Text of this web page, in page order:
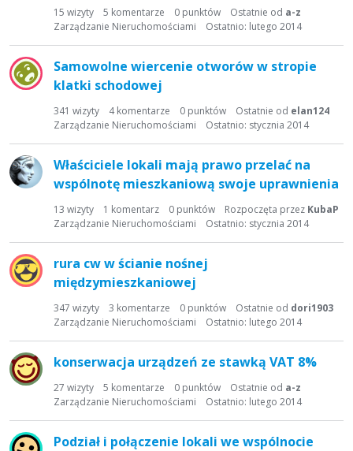
15 wizyty 5 komentarze 0 punktów Ostatnie od a-z
Ostatnio: lutego 2014
Zarządzanie Nieruchomościami
Samowolne wiercenie otworów w stropie
klatki schodowej
341 wizyty 4komentarze 0 punktów Ostatnie od elan124
Ostatnio: stycznia 2014
Zarządzanie Nieruchomościami
Właściciele lokali mają prawo przelać na
wspólnotę mieszkaniową swoje uprawnienia
13 wizyty 1 komentarz 0 punktów Rozpoczęta przez KubaP
Ostatnio: stycznia 2014
Zarządzanie Nieruchomościami
rura cw w ścianie nośnej
międzymieszkaniowej
347 wizyty 3 komentarze 0 punktów Ostatnie od dori1903
Ostatnio: lutego 2014
Zarządzanie Nieruchomościami
konserwacja urządzeń ze stawką VAT 8%
27 wizyty 5 komentarze 0 punktów Ostatnie od a-z
Ostatnio: lutego 2014
Zarządzanie Nieruchomościami
Podział i połączenie lokali we wspólnocie